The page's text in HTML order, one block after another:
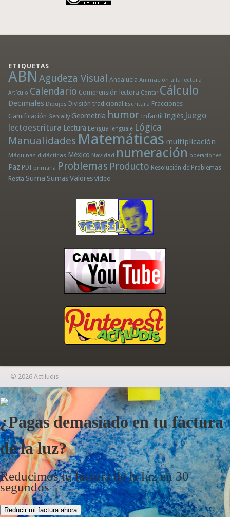
ETIQUETAS
ABN Agudeza Visual Andalucía Animación a la lectura
Artículo Calendario Comprensión lectora Contar Cálculo
Decimales Dibujos División tradicional Escritura Fracciones
Gamificación Genially Geometría humor Infantil Inglés Juego
lectoescritura Lectura Lengua lenguaje Lógica
Manualidades Matemáticas multiplicación
Máquinas didácticas México Navidad numeración operaciones
Paz PDI primaria Problemas Producto Resolución de Problemas
Resta Suma Sumas Valores vídeo
© 2026 Actiludis
×
¿Pagas demasiado en tu factura
de la luz?
Reducimos tu factura de la luz en 30
segundos
Reducir mi factura ahora